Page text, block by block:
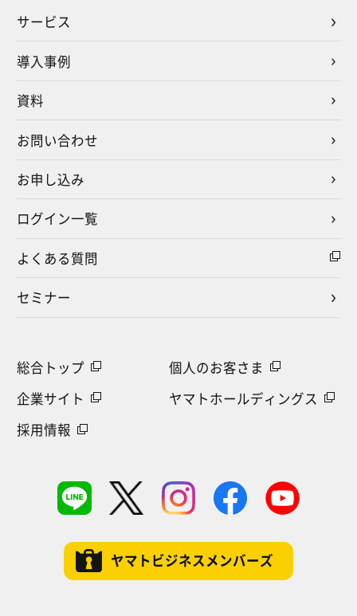
サービス
導入事例
資料
お問い合わせ
お申し込み
ログイン一覧
よくある質問
セミナー
総合トップ
企業サイト
採用情報
個人のお客さま
ヤマトホールディングス
ヤマトビジネスメンバーズ